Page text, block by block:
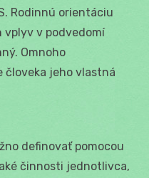
Rodinnú orientáciu
vplyv v podvedomí
Omnoho
človeka jeho vlastná
definovať pomocou
činnosti jednotlivca,